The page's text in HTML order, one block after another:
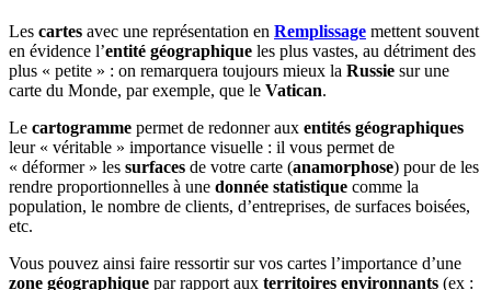
Les cartes avec une représentation en Remplissage mettent souvent
en évidence l’entité géographique les plus vastes, au détriment des
plus « petite » : on remarquera toujours mieux la Russie sur une
carte du Monde, par exemple, que le Vatican.
Le cartogramme permet de redonner aux entités géographiques
leur « véritable » importance visuelle : il vous permet de
« déformer » les surfaces de votre carte (anamorphose) pour de les
rendre proportionnelles à une donnée statistique comme la
population, le nombre de clients, d’entreprises, de surfaces boisées,
etc.
Vous pouvez ainsi faire ressortir sur vos cartes l’importance d’une
zone géographique par rapport aux territoires environnants (ex :